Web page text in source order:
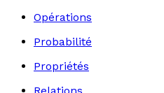
Opérations
Probabilité
Propriétés